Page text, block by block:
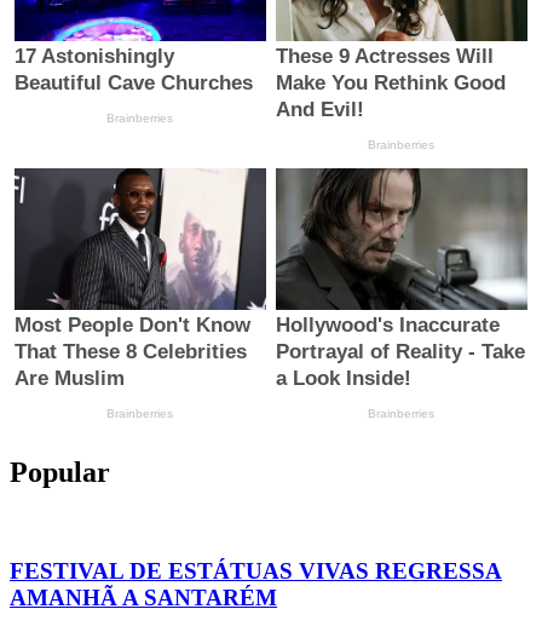
Popular
FESTIVAL DE ESTÁTUAS VIVAS REGRESSA
AMANHÃ A SANTARÉM